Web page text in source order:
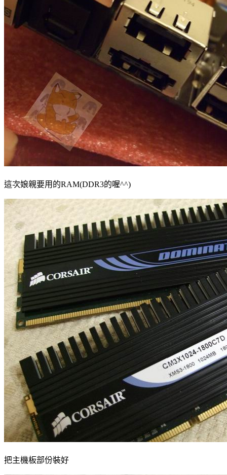
這次娘親要用的RAM(DDR3的喔^^)
把主機板部份裝好